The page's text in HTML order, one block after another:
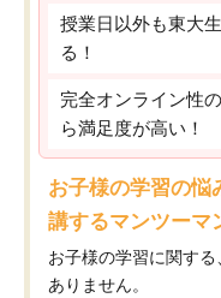
授業日以外も東大
る！
完全オンライン性
ら満足度が高い！
お子様の学習の悩
講するマンツーマ
お子様の学習に関す
ありません。